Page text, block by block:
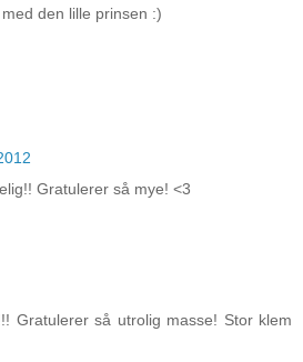
den lille prinsen :)
Gratulerer så mye! <3
Gratulerer så utrolig masse! Stor klem